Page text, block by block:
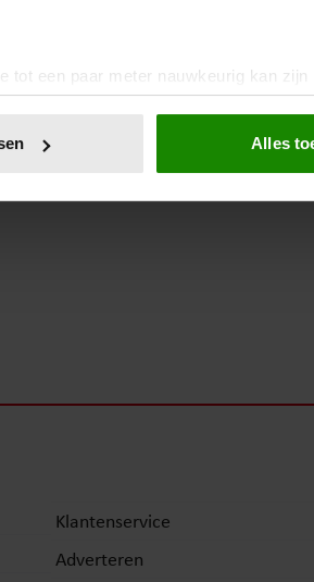
tot een paar meter nauwkeurig kan zijn
eigenschappen
Alles
Klantenservice
Adverteren